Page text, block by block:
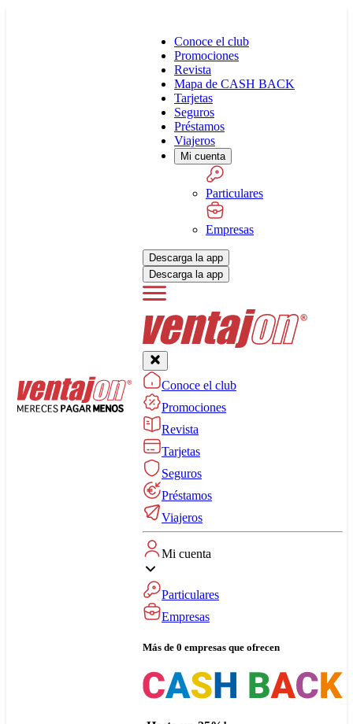
Conoce el club
Promociones
Revista
Mapa de CASH BACK
Tarjetas
Seguros
Préstamos
Viajeros
Mi cuenta
Particulares
Empresas
Descarga la app
Descarga la app
Conoce el club
Promociones
Revista
Tarjetas
Seguros
Préstamos
Viajeros
Mi cuenta
Particulares
Empresas
Más de 0 empresas que ofrecen